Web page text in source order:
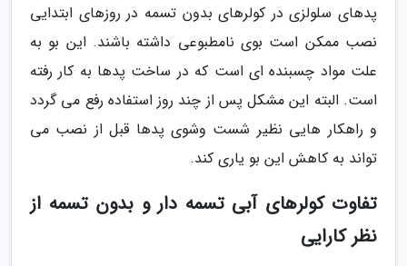
پدهای سلولزی در کولرهای بدون تسمه در روزهای ابتدایی
نصب ممکن است بوی نامطبوعی داشته باشند. این بو به
علت مواد چسبنده ای است که در ساخت پدها به کار رفته
است. البته این مشکل پس از چند روز استفاده رفع می گردد
و راهکار هایی نظیر شست وشوی پدها قبل از نصب می
تواند به کاهش این بو یاری کند.
تفاوت کولرهای آبی تسمه دار و بدون تسمه از
نظر کارایی